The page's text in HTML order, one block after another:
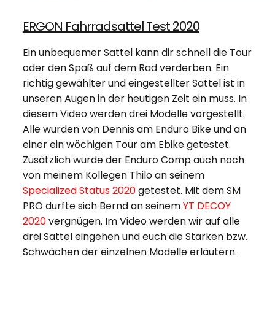
ERGON Fahrradsattel Test 2020
Ein unbequemer Sattel kann dir schnell die Tour
oder den Spaß auf dem Rad verderben. Ein
richtig gewählter und eingestellter Sattel ist in
unseren Augen in der heutigen Zeit ein muss. In
diesem Video werden drei Modelle vorgestellt.
Alle wurden von Dennis am Enduro Bike und an
einer ein wöchigen Tour am Ebike getestet.
Zusätzlich wurde der Enduro Comp auch noch
von meinem Kollegen Thilo an seinem
Specialized Status 2020getestet. Mit dem SM
PRO durfte sich Bernd an seinemYT DECOY
2020vergnügen. Im Video werden wir auf alle
drei Sättel eingehen und euch die Stärken bzw.
Schwächen der einzelnen Modelle erläutern.